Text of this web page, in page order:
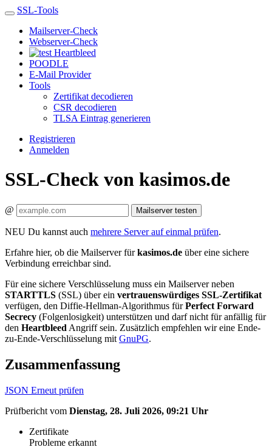
SSL-Tools
Mailserver-Check
Webserver-Check
Heartbleed
POODLE
E-Mail Provider
Tools
Zertifikat decodieren
CSR decodieren
TLSA Eintrag generieren
Registrieren
Anmelden
SSL-Check von kasimos.de
@ Mailserver testen
NEU Du kannst auch mehrere Server auf einmal prüfen.
Erfahre hier, ob die Mailserver fürkasimos.de über eine sichere
Verbindung erreichbar sind.
Für eine sichere Verschlüsselung muss ein Mailserver neben
STARTTLS (SSL) über ein vertrauenswürdiges SSL-Zertifikat
verfügen, den Diffie-Hellman-Algorithmus fürPerfect Forward
Secrecy (Folgenlosigkeit) unterstützen und darf nicht für anfällig für
den Heartbleed Angriff sein. Zusätzlich empfehlen wir eine Ende-
zu-Ende-Verschlüsselung mit GnuPG.
Zusammenfassung
JSON Erneut prüfen
Prüfbericht vom Dienstag, 28. Juli 2026, 09:21 Uhr
Zertifikate
Probleme erkannt